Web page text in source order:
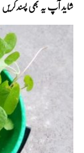
شاید آپ یہ بھی پسند کریں